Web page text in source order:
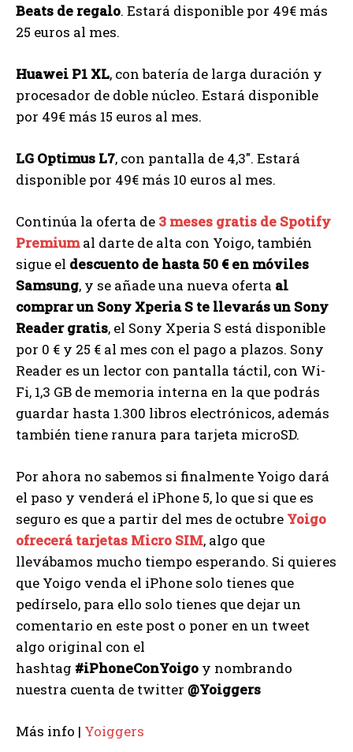
Beats de regalo. Estará disponible por 49€ más
25 euros al mes.
Huawei P1 XL, con batería de larga duración y
procesador de doble núcleo. Estará disponible
por 49€ más 15 euros al mes.
LG Optimus L7, con pantalla de 4,3″. Estará
disponible por 49€ más 10 euros al mes.
Continúa la oferta de 3 meses gratis de Spotify
Premiumal darte de alta con Yoigo, también
sigue el descuento de hasta 50 € en móviles
Samsung, y se añade una nueva oferta al
comprar un Sony Xperia S te llevarás un Sony
Reader gratis, el Sony Xperia S está disponible
por 0 € y 25 € al mes con el pago a plazos. Sony
Reader es un lector con pantalla táctil, con Wi-
Fi, 1,3 GB de memoria interna en la que podrás
guardar hasta 1.300 libros electrónicos, además
también tiene ranura para tarjeta microSD.
Por ahora no sabemos si finalmente Yoigo dará
el paso y venderá el iPhone 5, lo que si que es
seguro es que a partir del mes de octubre Yoigo
ofrecerá tarjetas Micro SIM, algo que
llevábamos mucho tiempo esperando. Si quieres
que Yoigo venda el iPhone solo tienes que
pedírselo, para ello solo tienes que dejar un
comentario en este post o poner en un tweet
algo original con el
hashtag #iPhoneConYoigo y nombrando
nuestra cuenta de twitter @Yoiggers
Más info | Yoiggers